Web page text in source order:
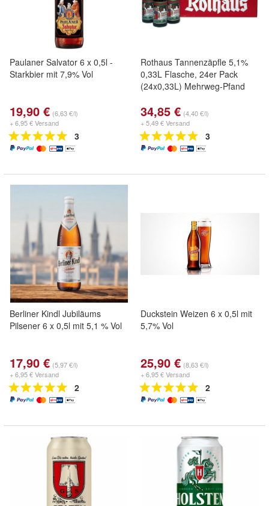
Paulaner Salvator 6 x 0,5l -
Starkbier mit 7,9% Vol
19,90 € (6,63 €/l)
+ 6,95 € Versand
3
Rothaus Tannenzäpfle 5,1%
0,33L Flasche, 24er Pack
(24x0,33L) Mehrweg-Pfand
34,85 € (4,40 €/l)
+ 5,49 € Versand
3
Berliner Kindl Jubiläums
Pilsener 6 x 0,5l mit 5,1 % Vol
17,90 € (5,97 €/l)
+ 6,95 € Versand
2
Duckstein Weizen 6 x 0,5l mit
5,7% Vol
25,90 € (8,63 €/l)
+ 6,95 € Versand
2